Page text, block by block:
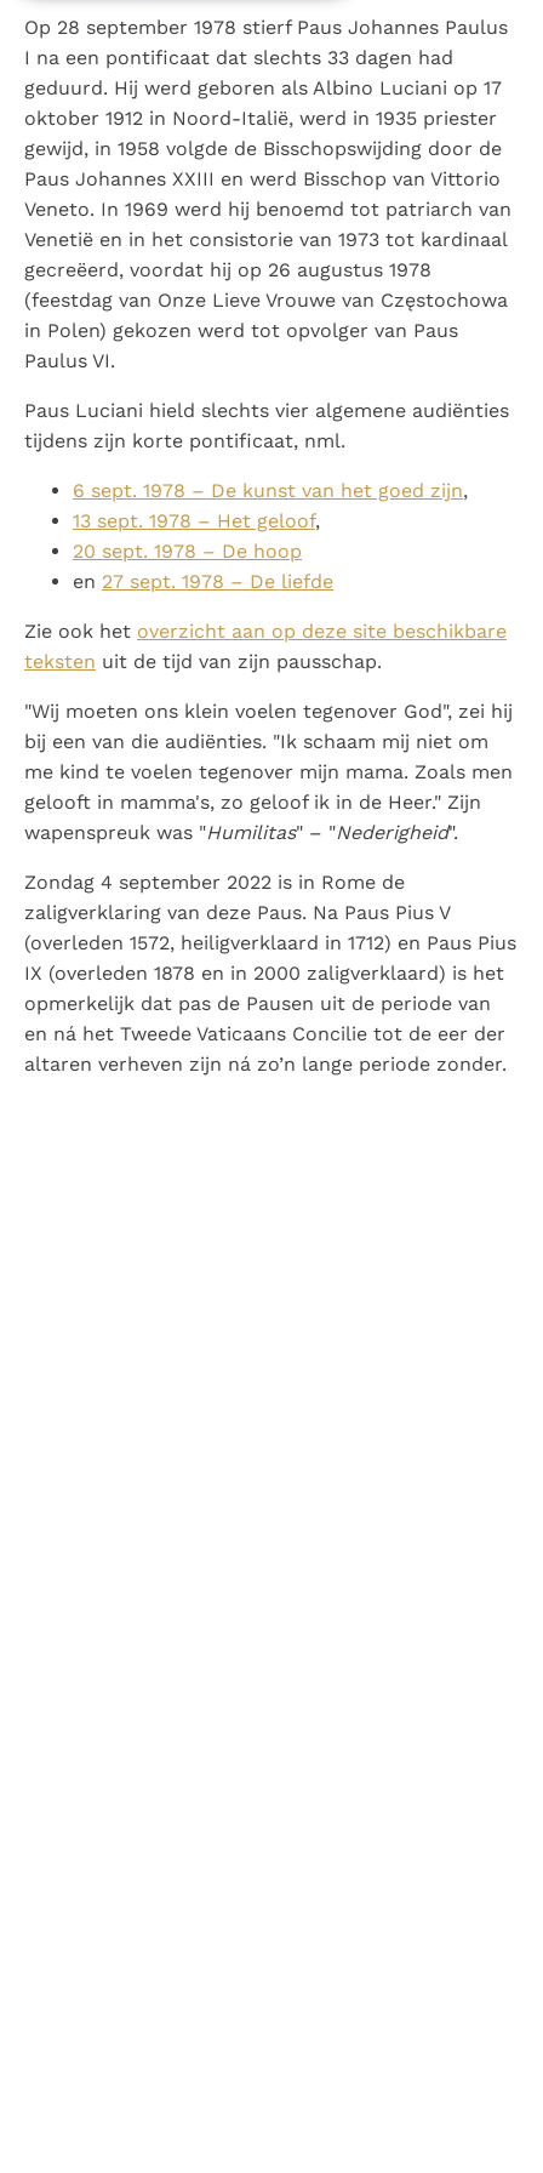
Berichten
Paus naar Pavia om o.a. H. Augustinus te eren
Het Vaticaan publiceert een nieuwe Latijnse uitgave
van het Romeins martyrologium
Vaticaanse financiële waakhond verliest autonomie
Paus spreekt het Wereldvoedselprogramma toe
Paus Leo XIV in Pavia: "De stad is zowel een gave als
een taak"
RK Documenten stelt heel veel belangrijke
kerkelijke documenten van de Rooms
Katholieke Kerk in het Nederlands beschikbaar
en is volledig afhankelijk van donaties.
Op 28 september 1978 stierf Paus Johannes Paulus
I na een pontificaat dat slechts 33 dagen had
geduurd. Hij werd geboren als Albino Luciani op 17
oktober 1912 in Noord-Italië, werd in 1935 priester
gewijd, in 1958 volgde de Bisschopswijding door de
Paus Johannes XXIII en werd Bisschop van Vittorio
Veneto. In 1969 werd hij benoemd tot patriarch van
Venetië en in het consistorie van 1973 tot kardinaal
gecreëerd, voordat hij op 26 augustus 1978
(feestdag van Onze Lieve Vrouwe van Częstochowa
in Polen) gekozen werd tot opvolger van Paus
Paulus VI.
Paus Luciani hield slechts vier algemene audiënties
tijdens zijn korte pontificaat, nml.
6 sept. 1978 – De kunst van het goed zijn,
13 sept. 1978 – Het geloof,
20 sept. 1978 – De hoop
en 27 sept. 1978 – De liefde
Zie ook het overzicht aan op deze site beschikbare
teksten uit de tijd van zijn pausschap.
"Wij moeten ons klein voelen tegenover God", zei hij
bij een van die audiënties. "Ik schaam mij niet om
me kind te voelen tegenover mijn mama. Zoals men
gelooft in mamma's, zo geloof ik in de Heer." Zijn
wapenspreuk was "Humilitas" – "Nederigheid".
Zondag 4 september 2022 is in Rome de
zaligverklaring van deze Paus. Na Paus Pius V
(overleden 1572, heiligverklaard in 1712) en Paus Pius
IX (overleden 1878 en in 2000 zaligverklaard) is het
opmerkelijk dat pas de Pausen uit de periode van
en ná het Tweede Vaticaans Concilie tot de eer der
altaren verheven zijn ná zo’n lange periode zonder.